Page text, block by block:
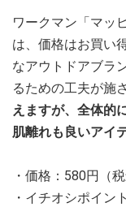
ワークマン「マッ
は、価格はお買い
なアウトドアブラ
るための工夫が施
えますが、全体的
肌離れも良いアイ
・価格：580円（税
・イチオシポイン